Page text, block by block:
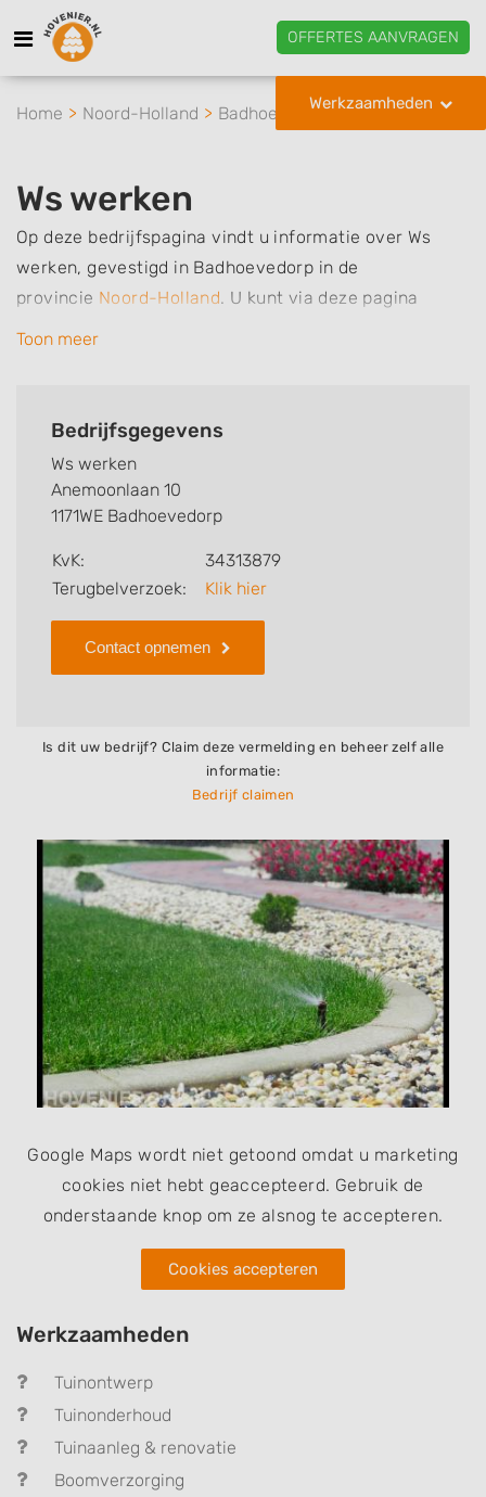
OFFERTES AANVRAGEN
Werkzaamheden
Home Noord-Holland Badhoevedorp Ws werken
Ws werken
Op deze bedrijfspagina vindt u informatie over Ws
werken, gevestigd in Badhoevedorp in de
provincie Noord-Holland. U kunt via deze pagina
eenvoudig contact met het bedrijf opnemen door te
kunt u snel zien welke zaken Ws werken voor u kan
achterlaten als u al ervaring heeft met dit bedrijf.
Zoekt u een ander bedrijf? Bekijk dan andere
hoveniers en bedrijven inBadhoevedorp
Toon meer
Bedrijfsgegevens
Ws werken
Anemoonlaan 10
1171WE Badhoevedorp
KvK:
34313879
Terugbelverzoek:
Klik hier
Contact opnemen
Is dit uw bedrijf? Claim deze vermelding en beheer zelf alle
informatie:
Bedrijf claimen
Google Maps wordt niet getoond omdat u marketing
cookies niet hebt geaccepteerd. Gebruik de
onderstaande knop om ze alsnog te accepteren.
Cookies accepteren
Werkzaamheden
Tuinontwerp
Tuinonderhoud
Tuinaanleg & renovatie
Boomverzorging